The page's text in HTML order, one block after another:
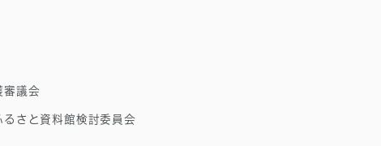
審議会
るさと資料館検討委員会